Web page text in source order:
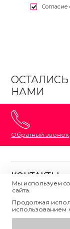
Согласие
НАМИ
Обратный звонок
КОНТАКТЫ
8 (800)
Напишите
ПОЛЕЗНАЯ
О магазине
Мы используем
сайта.
Продолжая
использованием